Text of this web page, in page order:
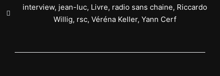
interview, jean-luc, Livre, radio sans chaine, Riccardo
Willig, rsc, Véréna Keller, Yann Cerf